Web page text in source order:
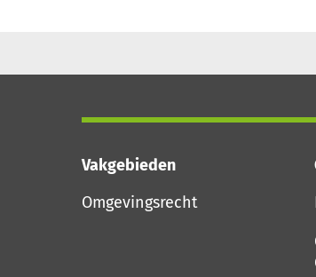
Vakgebieden
Omgevingsrecht